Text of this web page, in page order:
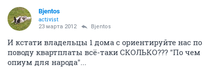
Bjentos
activist
23 марта 2012 Bjentos
И кстати владельцы 1 дома с ориентируйте нас по
поводу квартплаты всё-таки СКОЛЬКО??? "По чем
опиум для народа"...